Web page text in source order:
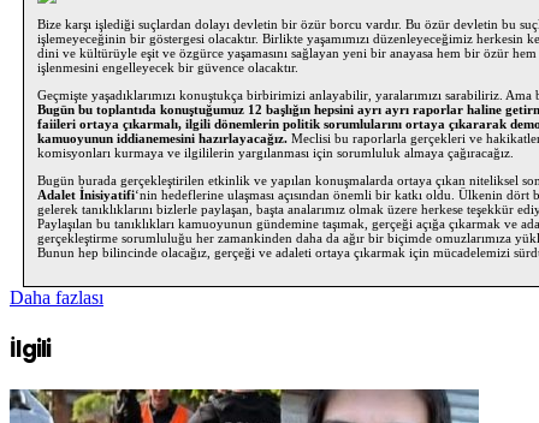
Bize karşı işlediği suçlardan dolayı devletin bir özür borcu vardır. Bu özür devletin bu
işlemeyeceğinin bir göstergesi olacaktır. Birlikte yaşamımızı düzenleyeceğimiz herkesin
dini ve kültürüyle eşit ve özgürce yaşamasını sağlayan yeni bir anayasa hem bir özür hem
işlenmesini engelleyecek bir güvence olacaktır.
Geçmişte yaşadıklarımızı konuştukça birbirimizi anlayabilir, yaralarımızı sarabiliriz.
Bugün bu toplantıda konuştuğumuz 12 başlığın hepsini ayrı ayrı raporlar haline
faiileri ortaya çıkarmalı, ilgili dönemlerin politik sorumlularını ortaya çıkararak
kamuoyunun iddianemesini hazırlayacağız. Meclisi bu raporlarla gerçekleri ve
komisyonları kurmaya ve ilgililerin yargılanması için sorumluluk almaya çağıracağız.
Bugün burada gerçekleştirilen etkinlik ve yapılan konuşmalarda ortaya çıkan niteliksel
Adalet İnisiyatifi‘nin hedeflerine ulaşması açısından önemli bir katkı oldu. Ülkenin dört
gelerek tanıklıklarını bizlerle paylaşan, başta analarımız olmak üzere herkese teşekkür
Paylaşılan bu tanıklıkları kamuoyunun gündemine taşımak, gerçeği açığa çıkarmak ve
gerçekleştirme sorumluluğu her zamankinden daha da ağır bir biçimde omuzlarımıza
Bunun hep bilincinde olacağız, gerçeği ve adaleti ortaya çıkarmak için mücadelemizi
Daha fazlası
İlgili